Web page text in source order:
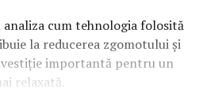
analiza cum tehnologia folosită
la reducerea zgomotului și
importantă pentru un
relaxată.